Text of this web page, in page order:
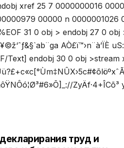
xref 25 7 0000000016
00000 n
31 0 obj > endobj 27 0
AÒ£ï™›n¨à’ÏÈ
Text] endobj 30 0 obj
ZyÄf·4+ÎCõ³
труд и